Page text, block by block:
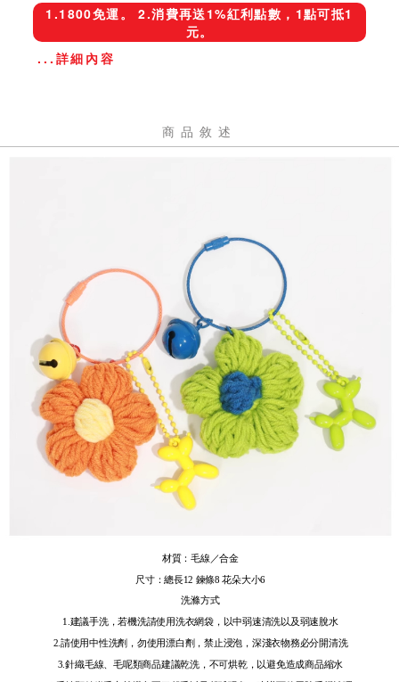
1.1800免運。 2.消費再送1%紅利點數，1點可抵1
元。
...詳細內容
商品敘述